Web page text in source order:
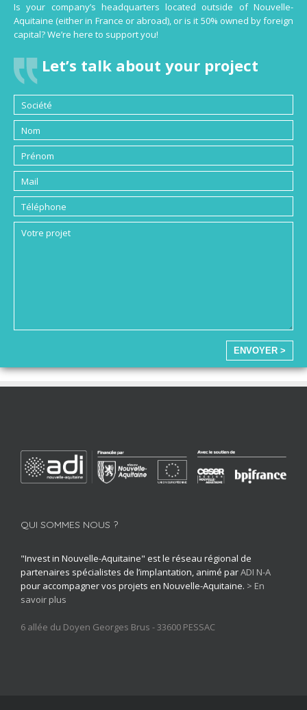
Is your company’s headquarters located outside of Nouvelle-
Aquitaine (either in France or abroad), or is it 50% owned by foreign
capital? We’re here to support you!
Let’s talk about your project
ENVOYER >
QUI SOMMES NOUS ?
"Invest in Nouvelle-Aquitaine" est le réseau régional de
partenaires spécialistes de l’implantation, animé parADI N-A
pour accompagner vos projets en Nouvelle-Aquitaine. > En
savoir plus
6 allée du Doyen Georges Brus - 33600 PESSAC